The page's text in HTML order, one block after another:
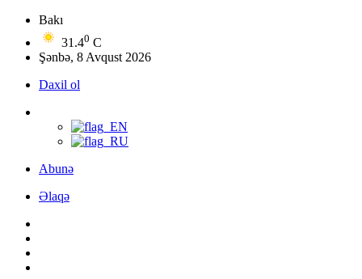
Bakı
31.40 C
Şənbə, 8 Avqust 2026
Daxil ol
Abunə
Əlaqə